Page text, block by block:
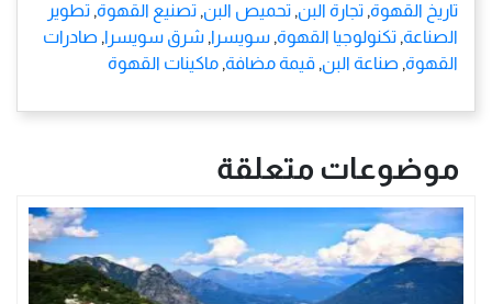
تاريخ القهوة, تجارة البن, تحميص البن, تصنيع القهوة, تطوير
الصناعة, تكنولوجيا القهوة, سويسرا, شرق سويسرا, صادرات
القهوة, صناعة البن, قيمة مضافة, ماكينات القهوة
موضوعات متعلقة